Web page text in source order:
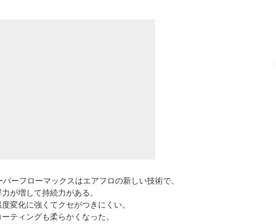
パーフローマックスはエアフロの新しい技術で、
力が増して持続力がある。
度変化に強くてクセがつきにくい。
ーティングも柔らかくなった。